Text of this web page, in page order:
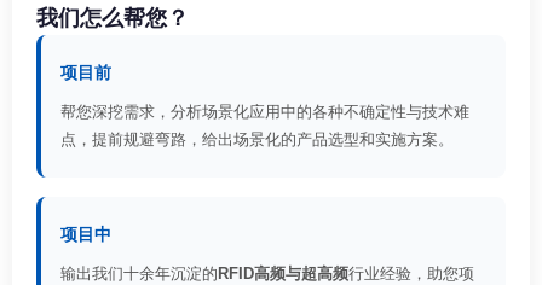
我们怎么帮您？
项目前
帮您深挖需求，分析场景化应用中的各种不确定性与技术难
点，提前规避弯路，给出场景化的产品选型和实施方案。
项目中
输出我们十余年沉淀的 RFID高频与超高频行业经验，助您项